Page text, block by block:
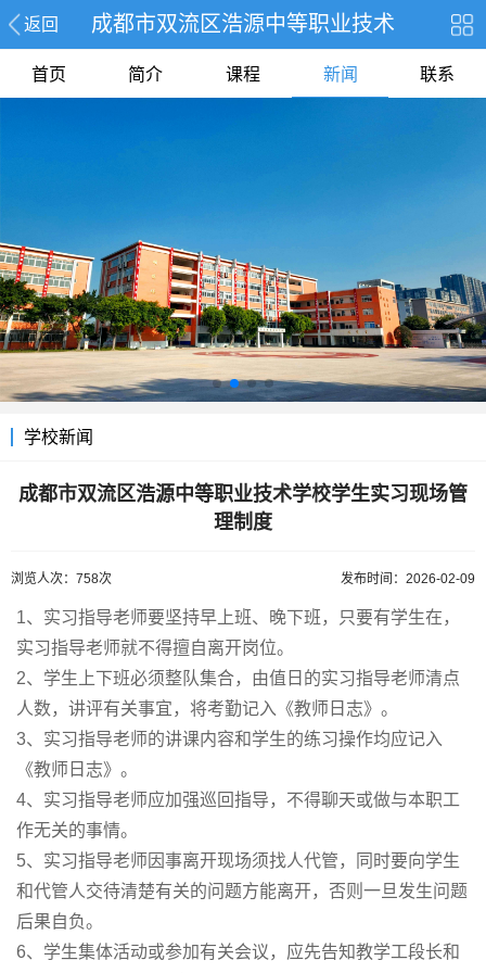
返回 成都市双流区浩源中等职业技术
首页 简介 课程 新闻 联系
学校新闻
成都市双流区浩源中等职业技术学校学生实习现场管
理制度
浏览人次：758次 发布时间：2026-02-09
1、实习指导老师要坚持早上班、晚下班，只要有学生在，
实习指导老师就不得擅自离开岗位。
2、学生上下班必须整队集合，由值日的实习指导老师清点
人数，讲评有关事宜，将考勤记入《教师日志》。
3、实习指导老师的讲课内容和学生的练习操作均应记入
《教师日志》。
4、实习指导老师应加强巡回指导，不得聊天或做与本职工
作无关的事情。
5、实习指导老师因事离开现场须找人代管，同时要向学生
和代管人交待清楚有关的问题方能离开，否则一旦发生问题
后果自负。
6、学生集体活动或参加有关会议，应先告知教学工段长和